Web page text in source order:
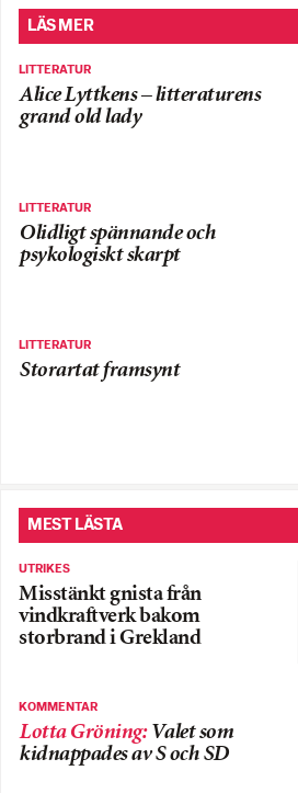
LÄS MER
LITTERATUR
Alice Lyttkens – litteraturens
grand old lady
LITTERATUR
Olidligt spännande och
psykologiskt skarpt
LITTERATUR
Storartat framsynt
MEST LÄSTA
UTRIKES
Misstänkt gnista från
vindkraftverk bakom
storbrand i Grekland
KOMMENTAR
Lotta Gröning: Valet som
kidnappades av S och SD